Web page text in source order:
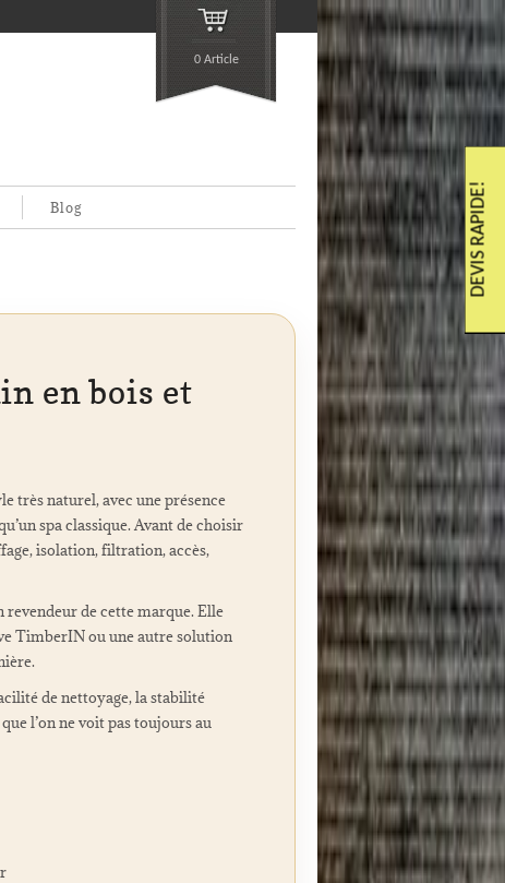
0 Article
Blog
en bois et
très naturel, avec une présence
spa classique. Avant de choisir
isolation, filtration, accès,
revendeur de cette marque. Elle
TimberIN ou une autre solution
de nettoyage, la stabilité
l’on ne voit pas toujours au
DEVIS RAPIDE!